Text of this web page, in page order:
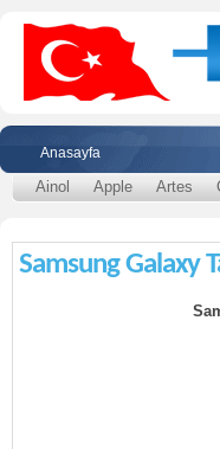
Anasayfa
Ainol Apple Artes
Samsung Galaxy